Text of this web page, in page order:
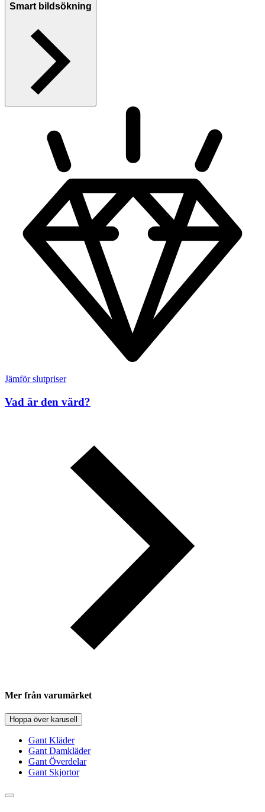
Smart bildsökning
Jämför slutpriser
Vad är den värd?
Mer från varumärket
Hoppa över karusell
Gant Kläder
Gant Damkläder
Gant Överdelar
Gant Skjortor